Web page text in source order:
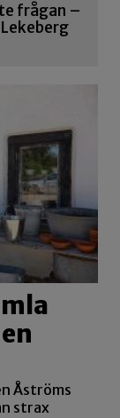
frågan –
Åströms
strax